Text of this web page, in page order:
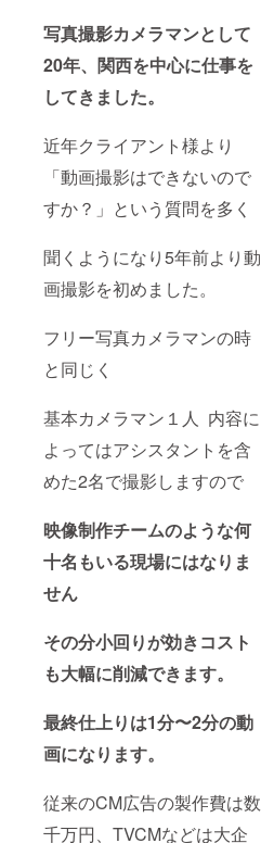
写真撮影カメラマンとして
20年、関西を中心に仕事を
してきました。
近年クライアント様より
「動画撮影はできないので
すか？」という質問を多く
聞くようになり5年前より動
画撮影を初めました。
フリー写真カメラマンの時
と同じく
基本カメラマン１人 内容に
よってはアシスタントを含
めた2名で撮影しますので
映像制作チームのような何
十名もいる現場にはなりま
せん
その分小回りが効きコスト
も大幅に削減できます。
最終仕上りは1分〜2分の動
画になります。
従来のCM広告の製作費は数
千万円、TVCMなどは大企